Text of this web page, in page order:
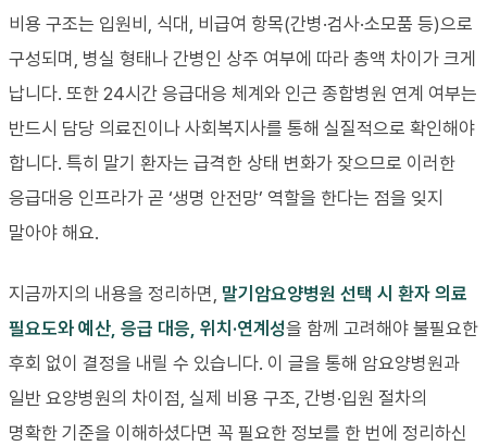
비용 구조는 입원비, 식대, 비급여 항목(간병·검사·소모품 등)으로
구성되며, 병실 형태나 간병인 상주 여부에 따라 총액 차이가 크게
납니다. 또한 24시간 응급대응 체계와 인근 종합병원 연계 여부는
반드시 담당 의료진이나 사회복지사를 통해 실질적으로 확인해야
합니다. 특히 말기 환자는 급격한 상태 변화가 잦으므로 이러한
응급대응 인프라가 곧 ‘생명 안전망’ 역할을 한다는 점을 잊지
말아야 해요.
지금까지의 내용을 정리하면, 말기암요양병원 선택 시 환자 의료
필요도와 예산, 응급 대응, 위치·연계성을 함께 고려해야 불필요한
후회 없이 결정을 내릴 수 있습니다. 이 글을 통해 암요양병원과
일반 요양병원의 차이점, 실제 비용 구조, 간병·입원 절차의
명확한 기준을 이해하셨다면 꼭 필요한 정보를 한 번에 정리하신